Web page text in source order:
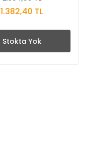
1.382,40 TL
Stokta Yok